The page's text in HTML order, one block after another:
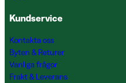
Kundservice
Kontakta oss
Byten & Returer
Vanliga frågor
Frakt & Leverans